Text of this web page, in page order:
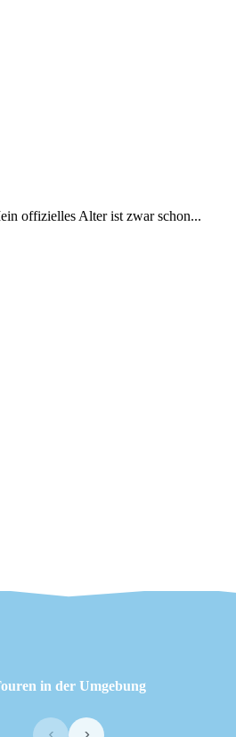
offizielles Alter ist zwar schon...
in der Umgebung